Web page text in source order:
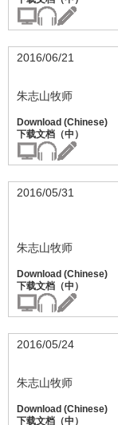
2016/06/21
朱志山牧师
2016/05/31
朱志山牧师
2016/05/24
朱志山牧师